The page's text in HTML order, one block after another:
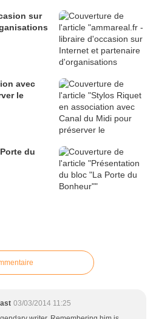
sur
avec
le
du
03/03/2014 11:25